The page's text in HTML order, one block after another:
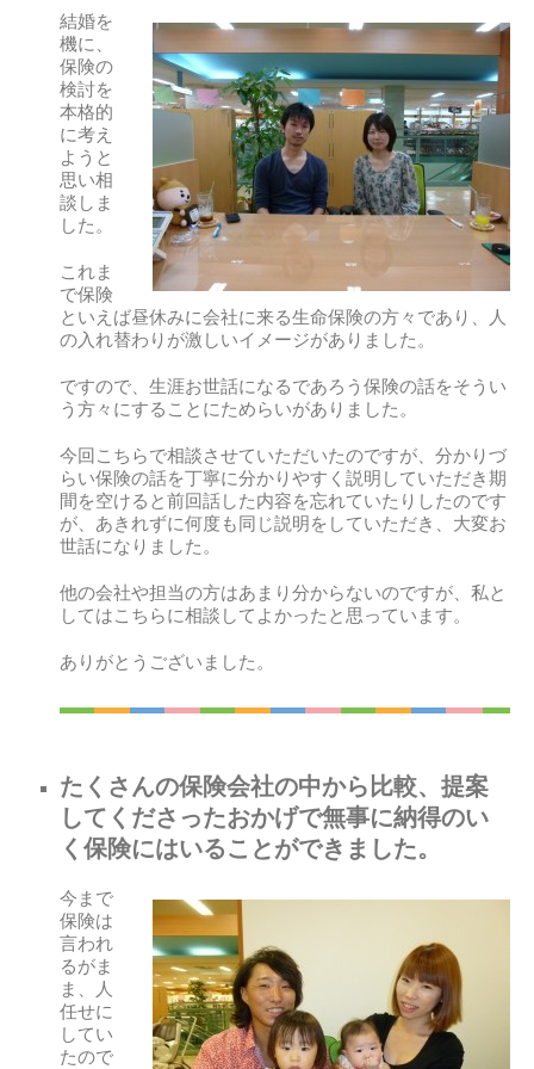
結婚を
機に、
保険の
検討を
本格的
に考え
ようと
思い相
談しま
した。
これま
で保険
といえば昼休みに会社に来る生命保険の方々であり、人
の入れ替わりが激しいイメージがありました。
ですので、生涯お世話になるであろう保険の話をそうい
う方々にすることにためらいがありました。
今回こちらで相談させていただいたのですが、分かりづ
らい保険の話を丁寧に分かりやすく説明していただき期
間を空けると前回話した内容を忘れていたりしたのです
が、あきれずに何度も同じ説明をしていただき、大変お
世話になりました。
他の会社や担当の方はあまり分からないのですが、私と
してはこちらに相談してよかったと思っています。
ありがとうございました。
たくさんの保険会社の中から比較、提案
してくださったおかげで無事に納得のい
く保険にはいることができました。
今まで
保険は
言われ
るがま
ま、人
任せに
してい
たので